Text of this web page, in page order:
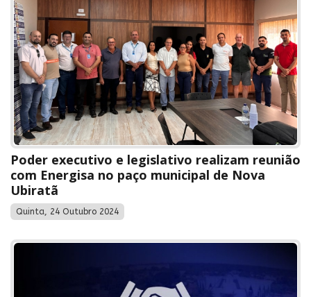
Poder executivo e legislativo realizam reunião
com Energisa no paço municipal de Nova
Ubiratã
Quinta, 24 Outubro 2024